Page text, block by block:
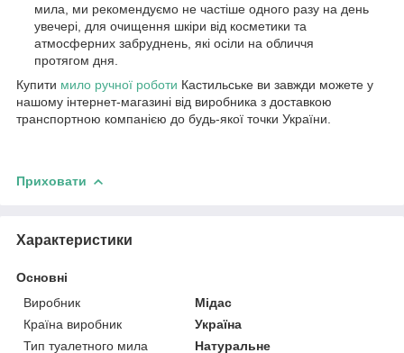
мила, ми рекомендуємо не частіше одного разу на день
увечері, для очищення шкіри від косметики та
атмосферних забруднень, які осіли на обличчя
протягом дня.
Купити мило ручної роботи Кастильське ви завжди можете у
нашому інтернет-магазині від виробника з доставкою
транспортною компанією до будь-якої точки України.
Приховати
Характеристики
Основні
Виробник
Мідас
Країна виробник
Україна
Тип туалетного мила
Натуральне